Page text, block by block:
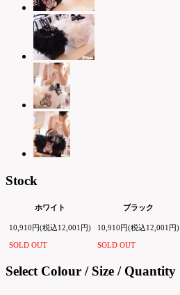
Stock
ホワイト ブラック
10,910円(税込12,001円)
SOLD OUT
10,910円(税込12,001円)
SOLD OUT
Select Colour / Size / Quantity